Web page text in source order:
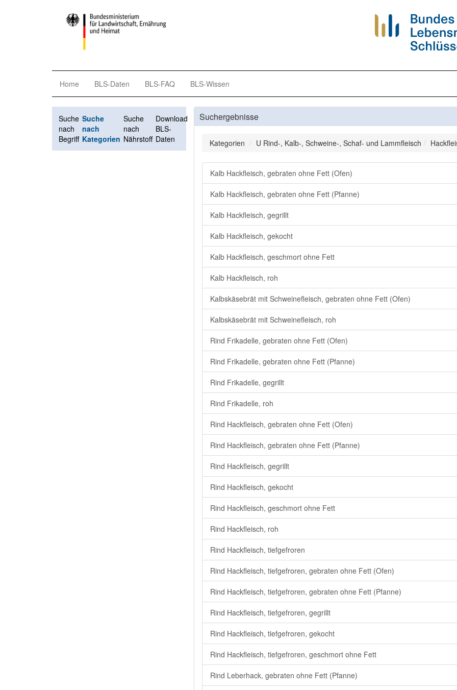
Home BLS-Daten BLS-FAQ BLS-Wissen
Suche
nach
Begriff
Suche
nach
Kategorien
Suche
nach
Nährstoff
Download
BLS-
Daten
Suchergebnisse
Kategorien U Rind-, Kalb-, Schweine-, Schaf- und Lammfleisch
Kalb Hackfleisch, gebraten ohne Fett (Ofen)
Kalb Hackfleisch, gebraten ohne Fett (Pfanne)
Kalb Hackfleisch, gegrillt
Kalb Hackfleisch, gekocht
Kalb Hackfleisch, geschmort ohne Fett
Kalb Hackfleisch, roh
Kalbskäsebrät mit Schweinefleisch, gebraten ohne Fett (Ofen)
Kalbskäsebrät mit Schweinefleisch, roh
Rind Frikadelle, gebraten ohne Fett (Ofen)
Rind Frikadelle, gebraten ohne Fett (Pfanne)
Rind Frikadelle, gegrillt
Rind Frikadelle, roh
Rind Hackfleisch, gebraten ohne Fett (Ofen)
Rind Hackfleisch, gebraten ohne Fett (Pfanne)
Rind Hackfleisch, gegrillt
Rind Hackfleisch, gekocht
Rind Hackfleisch, geschmort ohne Fett
Rind Hackfleisch, roh
Rind Hackfleisch, tiefgefroren
Rind Hackfleisch, tiefgefroren, gebraten ohne Fett (Ofen)
Rind Hackfleisch, tiefgefroren, gebraten ohne Fett (Pfanne)
Rind Hackfleisch, tiefgefroren, gegrillt
Rind Hackfleisch, tiefgefroren, gekocht
Rind Hackfleisch, tiefgefroren, geschmort ohne Fett
Rind Leberhack, gebraten ohne Fett (Pfanne)